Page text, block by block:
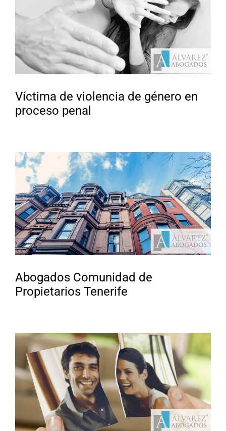
Víctima de violencia de género en
proceso penal
Abogados Comunidad de
Propietarios Tenerife